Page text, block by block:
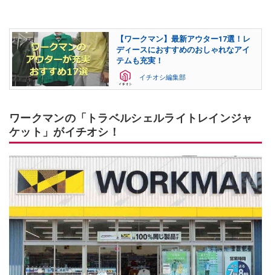
【ワークマン】最新アウター17選！レ
ディースにおすすめのおしゃれなアイ
テムも充実！
イチオシ編集部
ワークマンの「トラベルシェルライトレインジャ
ケット」がイチオシ！